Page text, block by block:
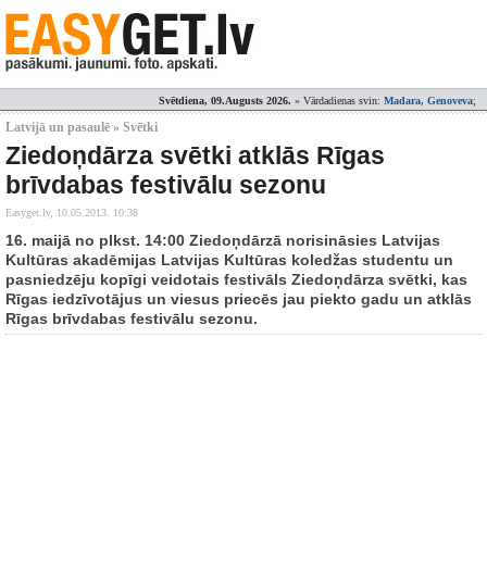
Svētdiena, 09.Augusts 2026. » Vārdadienas svin: Madara, Genoveva;
Latvijā un pasaulē » Svētki
Ziedoņdārza svētki atklās Rīgas
brīvdabas festivālu sezonu
Easyget.lv, 10.05.2013. 10:38
16. maijā no plkst. 14:00 Ziedoņdārzā norisināsies Latvijas
Kultūras akadēmijas Latvijas Kultūras koledžas studentu un
pasniedzēju kopīgi veidotais festivāls Ziedoņdārza svētki, kas
Rīgas iedzīvotājus un viesus priecēs jau piekto gadu un atklās
Rīgas brīvdabas festivālu sezonu.